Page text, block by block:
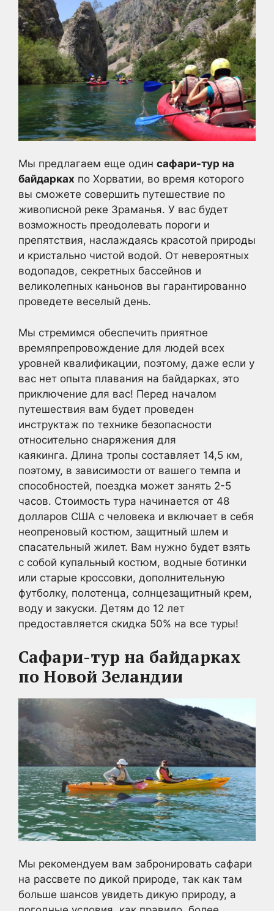
Мы предлагаем еще один сафари-тур на
байдарках по Хорватии, во время которого
вы сможете совершить путешествие по
живописной реке Зраманья. У вас будет
возможность преодолевать пороги и
препятствия, наслаждаясь красотой природы
и кристально чистой водой. От невероятных
водопадов, секретных бассейнов и
великолепных каньонов вы гарантированно
проведете веселый день.
Мы стремимся обеспечить приятное
времяпрепровождение для людей всех
уровней квалификации, поэтому, даже если у
вас нет опыта плавания на байдарках, это
приключение для вас! Перед началом
путешествия вам будет проведен
инструктаж по технике безопасности
относительно снаряжения для
каякинга. Длина тропы составляет 14,5 км,
поэтому, в зависимости от вашего темпа и
способностей, поездка может занять 2-5
часов. Стоимость тура начинается от 48
долларов США с человека и включает в себя
неопреновый костюм, защитный шлем и
спасательный жилет. Вам нужно будет взять
с собой купальный костюм, водные ботинки
или старые кроссовки, дополнительную
футболку, полотенца, солнцезащитный крем,
воду и закуски. Детям до 12 лет
предоставляется скидка 50% на все туры!
Сафари-тур на байдарках
по Новой Зеландии
Мы рекомендуем вам забронировать сафари
на рассвете по дикой природе, так как там
больше шансов увидеть дикую природу, а